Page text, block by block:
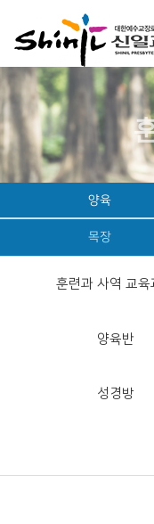
양육
목장
훈련과 사역 교육
양육반
성경방